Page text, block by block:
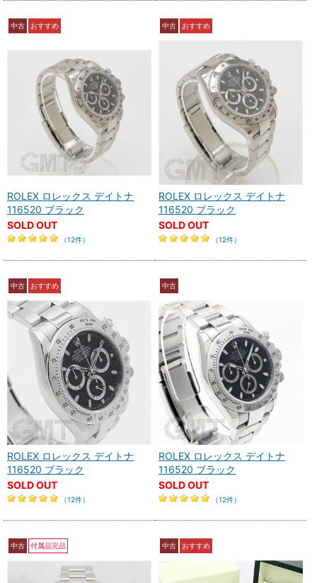
中古 おすすめ
ROLEX ロレックス デイトナ
116520 ブラック
SOLD OUT
（12件）
中古 おすすめ
ROLEX ロレックス デイトナ
116520 ブラック
SOLD OUT
（12件）
中古 おすすめ
ROLEX ロレックス デイトナ
116520 ブラック
SOLD OUT
（12件）
中古
ROLEX ロレックス デイトナ
116520 ブラック
SOLD OUT
（12件）
中古 付属品完品 中古 おすすめ